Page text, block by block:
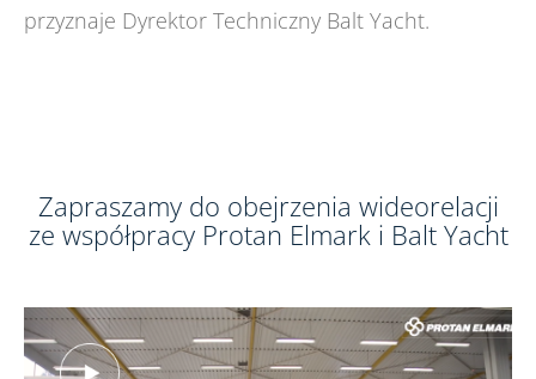
przyznaje Dyrektor Techniczny Balt Yacht.
Zapraszamy do obejrzenia wideorelacji
ze współpracy Protan Elmark i Balt Yacht